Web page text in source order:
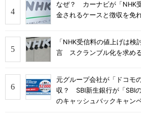
なぜ？ カーナビが「NHK
金されるケースと徴収を免
「NHK受信料の値上げは
言 スクランブル化を求め
元グループ会社が「ドコモ
収？ SBI新生銀行が「SBI
のキャッシュバックキャン